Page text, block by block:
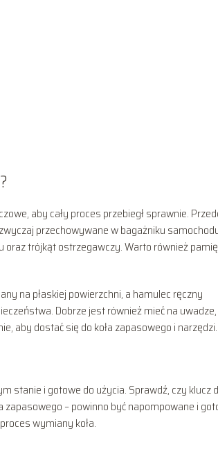
aby cały proces przebiegł sprawnie.
przechowywane w bagażniku
oraz trójkąt ostrzegawczy. Warto również
na płaskiej powierzchni, a hamulec ręczny
Dobrze jest również mieć na
aby dostać się do koła zapasowego i narzędzi.
stanie i gotowe do użycia. Sprawdź, czy klucz
zapasowego – powinno być napompowane i
wymiany koła.